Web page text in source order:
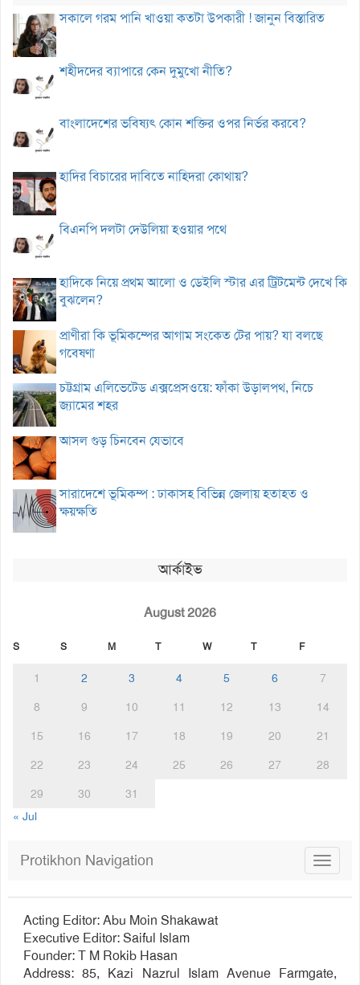
সকালে গরম পানি খাওয়া কতটা উপকারী ! জানুন বিস্তারিত
শহীদদের ব্যাপারে কেন দুমুখো নীতি?
বাংলাদেশের ভবিষ্যৎ কোন শক্তির ওপর নির্ভর করবে?
হাদির বিচারের দাবিতে নাহিদরা কোথায়?
বিএনপি দলটা দেউলিয়া হওয়ার পথে
হাদিকে নিয়ে প্রথম আলো ও ডেইলি স্টার এর ট্রিটমেন্ট দেখে কি
বুঝলেন?
প্রাণীরা কি ভূমিকম্পের আগাম সংকেত টের পায়? যা বলছে
গবেষণা
চট্টগ্রাম এলিভেটেড এক্সপ্রেসওয়ে: ফাঁকা উড়ালপথ, নিচে
জ্যামের শহর
আসল গুড় চিনবেন যেভাবে
সারাদেশে ভূমিকম্প : ঢাকাসহ বিভিন্ন জেলায় হতাহত ও
ক্ষয়ক্ষতি
আর্কাইভ
August 2026
S S M T W T F
1 2 3 4 5 6
7
8
9 10 11 12 13
14
15
16 17 18 19 20
21
22
23 24 25 26 27
28
29
30
31
« Jul
Toggle
Protikhon Navigation
Acting Editor: Abu Moin Shakawat
Executive Editor: Saiful Islam
Founder: T M Rokib Hasan
Address: 85, Kazi Nazrul Islam Avenue Farmgate,